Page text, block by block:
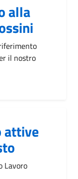
alla
il nostro
attive
Lavoro